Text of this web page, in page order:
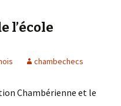
l’école
chambechecs
Chambérienne et le